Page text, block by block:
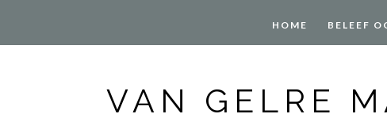
HOME BELEEF
VAN GELRE